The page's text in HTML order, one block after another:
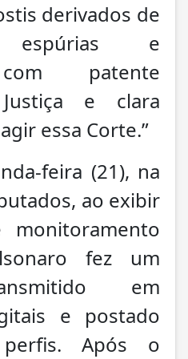
derivados de
espúrias e
patente
e clara
essa Corte.”
feira (21), na
ao exibir
fez um
em
e postado
Após o